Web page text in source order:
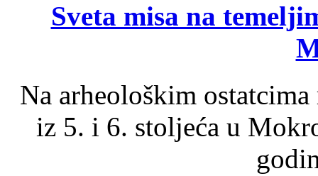
Sveta misa na
Na arheološkim
iz 5. i 6. stoljeća u